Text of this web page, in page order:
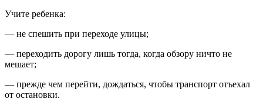
Учите ребенка:
— не спешить при переходе улицы;
— переходить дорогу лишь тогда, когда обзору ничто не
мешает;
— прежде чем перейти, дождаться, чтобы транспорт отъехал
от остановки.